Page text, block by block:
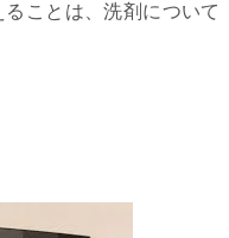
ことは、洗剤について